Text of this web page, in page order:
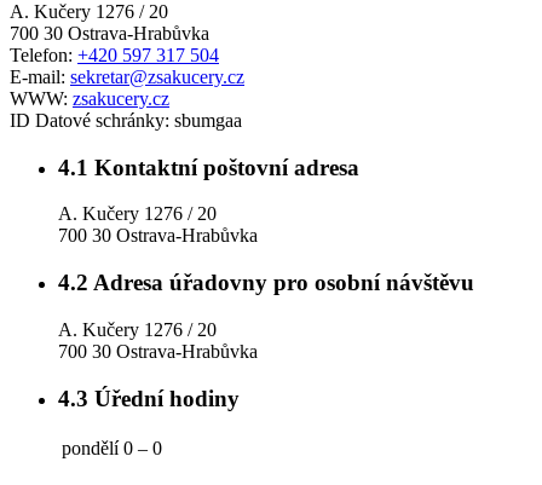
A. Kučery 1276 / 20
700 30 Ostrava-Hrabůvka
Telefon: +420 597 317 504
E-mail: sekretar@zsakucery.cz
WWW: zsakucery.cz
ID Datové schránky: sbumgaa
4.1 Kontaktní poštovní adresa
A. Kučery 1276 / 20
700 30 Ostrava-Hrabůvka
4.2 Adresa úřadovny pro osobní návštěvu
A. Kučery 1276 / 20
700 30 Ostrava-Hrabůvka
4.3 Úřední hodiny
pondělí 0 – 0